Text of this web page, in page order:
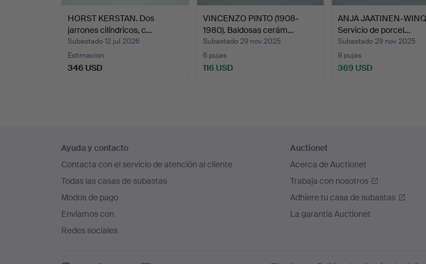
HORST KERSTAN. Dos
jarrones cilíndricos, c…
Subastado 12 jul 2026
Estimación
346 USD
VINCENZO PINTO (1908-
1980). Baldosas cerám…
Subastado 29 nov 2025
6 pujas
116 USD
ANJA JAATINEN-
Servicio de porcel…
Subastado 29 nov 2025
9 pujas
369 USD
en
el
pie
de
página
Ayuda y contacto
Contacta con el servicio de atención al cliente
Todas las casas de subastas
Modos de pago
Enviamos con
Redes sociales
Auctionet
Acerca de Auctionet
Trabaja con nosotros
Adhiere tu casa de subastas
La garantía Auctionet